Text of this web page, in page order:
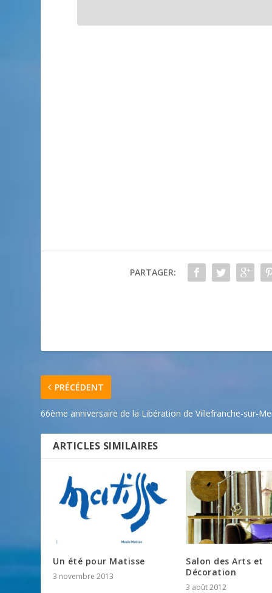
PARTAGER:
PRÉCÉDENT
66ème anniversaire de la Libération de Villefranche-sur-
ARTICLES SIMILAIRES
Un été pour Matisse
3 novembre 2013
Salon des Arts et
Décoration
3 août 2012